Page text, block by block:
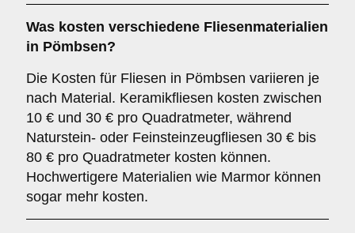
Was kosten verschiedene Fliesenmaterialien
in Pömbsen?
Die Kosten für Fliesen in Pömbsen variieren je
nach Material. Keramikfliesen kosten zwischen
10 € und 30 € pro Quadratmeter, während
Naturstein- oder Feinsteinzeugfliesen 30 € bis
80 € pro Quadratmeter kosten können.
Hochwertigere Materialien wie Marmor können
sogar mehr kosten.